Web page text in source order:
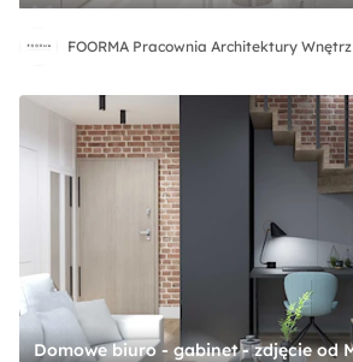
FOORMA Pracownia Architektury Wnętrz